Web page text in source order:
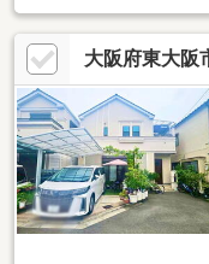
（６帖）付！○１９．６
「若江岩田」駅まで徒歩
便な立地です♪◆会社の
ダード上場企業】です！
ウスフリーダムにお任せ
完備しております）
大阪府東大阪